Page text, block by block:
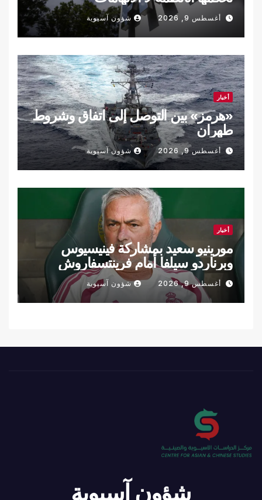
أغسطس 9, 2026 شؤون آسيوية
أخبار
«هرمز» بين التوصل إلى اتفاق وشروط
طهران
أغسطس 9, 2026 شؤون آسيوية
أخبار
مورينيو سعيد بمشاركة فينيسيوس
وبرناردو سيلفا أمام فرينتسفاروش
أغسطس 9, 2026 شؤون آسيوية
شؤون آسيوية